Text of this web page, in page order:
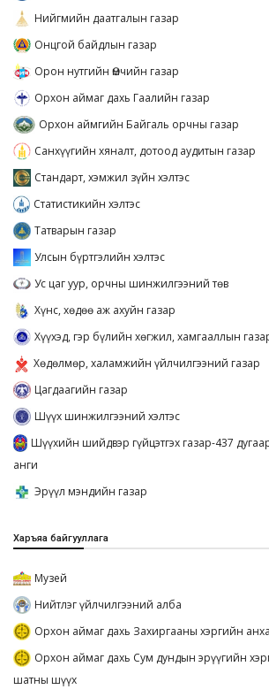
Нийгмийн даатгалын газар
Онцгой байдлын газар
Орон нутгийн Өмчийн газар
Орхон аймаг дахь Гаалийн газар
Орхон аймгийн Байгаль орчны газар
Санхүүгийн хяналт, дотоод аудитын газар
Стандарт, хэмжил зүйн хэлтэс
Статистикийн хэлтэс
Татварын газар
Улсын бүртгэлийн хэлтэс
Ус цаг уур, орчны шинжилгээний төв
Хүнс, хөдөө аж ахуйн газар
Хүүхэд, гэр бүлийн хөгжил, хамгааллын
Хөдөлмөр, халамжийн үйлчилгээний газар
Цагдаагийн газар
Шүүх шинжилгээний хэлтэс
Шүүхийн шийдвэр гүйцэтгэх газар-437
анги
Эрүүл мэндийн газар
Харъяа байгууллага
Музей
Нийтлэг үйлчилгээний алба
Орхон аймаг дахь Захиргааны хэргийн
Орхон аймаг дахь Сум дундын эрүүгийн
шатны шүүх